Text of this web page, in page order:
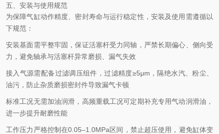
五、安装与使用规范
为保障气缸动作精度、密封寿命与运行稳定性，安装及使用需遵循以
下规范：
安装基面需平整牢固，保证活塞杆受力同轴，严禁长期偏心、侧向受
力，避免轴承与活塞杆异常磨损、漏气失效
接入气源需配备过滤调压组件，过滤精度≥5μm，隔绝水汽、粉尘、
油污，防止杂质磨损密封件导致漏气卡顿
标准工况无需加油润滑，高频重载工况可定期补充专用气动润滑油，
进一步提升耐磨性能
工作压力严格控制在0.05–1.0MPa区间，禁止超压使用，避免缸体变